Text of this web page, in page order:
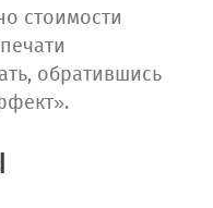
стоимости
обратившись